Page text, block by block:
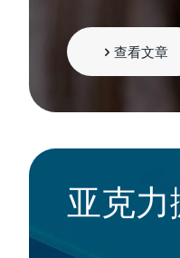
查看文章
亚克